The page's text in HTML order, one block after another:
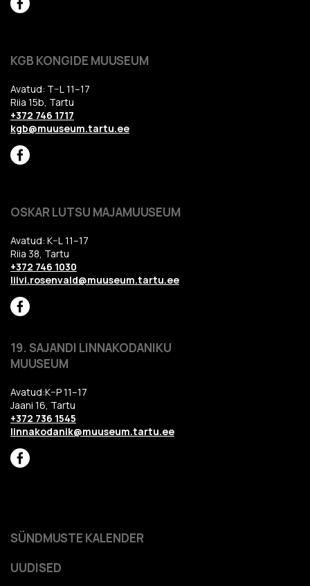
KGB KONGIDE MUUSEUM
Avatud: T–L 11–17
Riia 15b, Tartu
+372 746 1717
kgb@muuseum.tartu.ee
OSKAR LUTSU MAJAMUUSEUM
Avatud: K–L 11–17
Riia 38, Tartu
+372 746 1030
liivi.rosenvald@muuseum.tartu.ee
19. SAJANDI LINNAKODANIKU
MUUSEUM
Avatud:K–P 11–17
Jaani 16, Tartu
+372 736 1545
linnakodanik@muuseum.tartu.ee
SÜNDMUSTE KALENDER
UUDISED